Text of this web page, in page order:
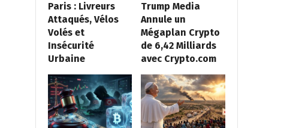
Paris : Livreurs
Attaqués, Vélos
Volés et
Insécurité
Urbaine
Trump Media
Annule un
Mégaplan Crypto
de 6,42 Milliards
avec Crypto.com